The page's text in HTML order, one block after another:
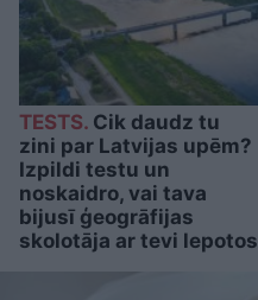
TESTS. Cik daudz tu
zini par Latvijas upēm?
Izpildi testu un
noskaidro, vai tava
bijusī ģeogrāfijas
skolotāja ar tevi lepotos